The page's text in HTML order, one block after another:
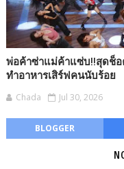
พ่อค้าซ่าแม่ค้าแซ่บ!!สุดช็อ
ทำอาหารเสิร์ฟคนนับร้อย
Chada Jul 30, 2026
BLOGGER